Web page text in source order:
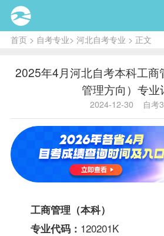
首页> 自考专业> 河北自考专业 > 正文
2025年4月河北自考本科工商
管理方向）专业
2024-12-30 自考
工商管理（本科）
专业代码： 120201K